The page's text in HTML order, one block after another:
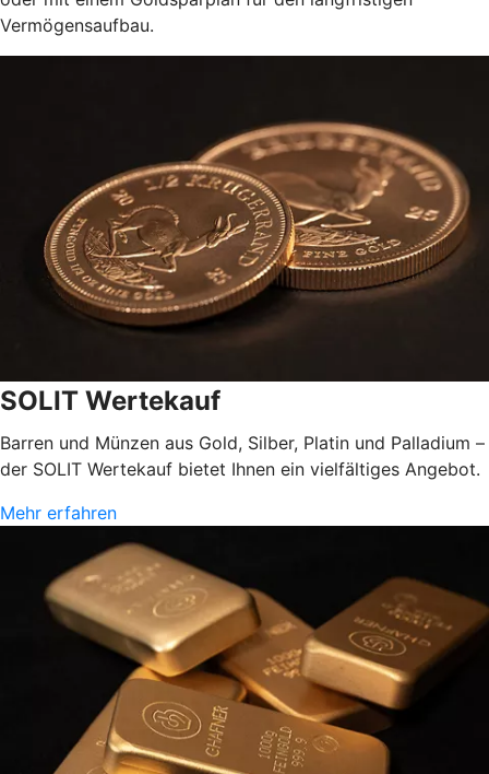
Vermögensaufbau.
SOLIT Wertekauf
Barren und Münzen aus Gold, Silber, Platin und Palladium –
der SOLIT Wertekauf bietet Ihnen ein vielfältiges Angebot.
Mehr erfahren